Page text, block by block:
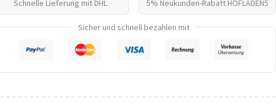
Schnelle Lieferung mit DHL 5% Neukunden-Rabatt HOFLADEN5
Sicher und schnell bezahlen mit